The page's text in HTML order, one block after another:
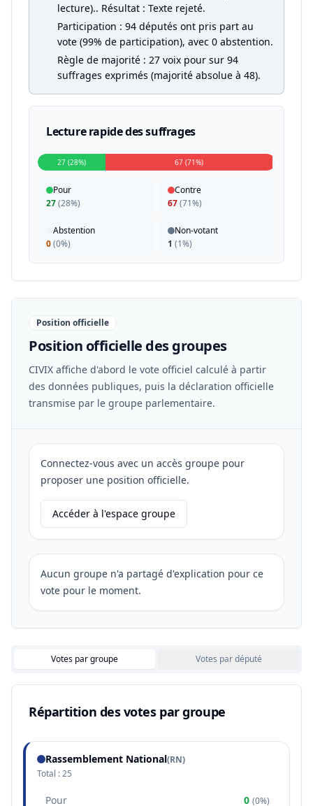
lecture).. Résultat : Texte rejeté.
Participation : 94 députés ont pris part au
vote (99% de participation), avec 0 abstention.
Règle de majorité : 27 voix pour sur 94
suffrages exprimés (majorité absolue à 48).
Lecture rapide des suffrages
27 (28%) 67 (71%)
Pour
27(28%)
Contre
67(71%)
Abstention
0(0%)
Non-votant
1 (1%)
Position officielle
Position officielle des groupes
CIVIX affiche d'abord le vote officiel calculé à partir
des données publiques, puis la déclaration officielle
transmise par le groupe parlementaire.
Connectez-vous avec un accès groupe pour
proposer une position officielle.
Accéder à l'espace groupe
Aucun groupe n'a partagé d'explication pour ce
vote pour le moment.
Votes par groupe Votes par député
Répartition des votes par groupe
Rassemblement National(RN)
Total :25
Pour 0 (0%)